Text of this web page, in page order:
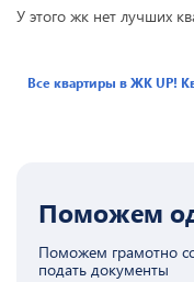
У этого жк нет лучших
Все квартиры в ЖКUP!
Поможем
Поможем грамотно
подать документы